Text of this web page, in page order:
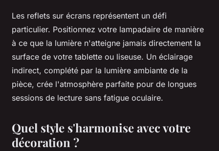
Les reflets sur écrans représentent un défi
particulier. Positionnez votre lampadaire de manière
à ce que la lumière n'atteigne jamais directement la
surface de votre tablette ou liseuse. Un éclairage
indirect, complété par la lumière ambiante de la
pièce, crée l'atmosphère parfaite pour de longues
sessions de lecture sans fatigue oculaire.
Quel style s'harmonise avec votre
décoration ?